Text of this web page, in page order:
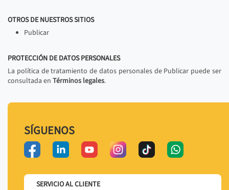
OTROS DE NUESTROS SITIOS
Publicar
PROTECCIÓN DE DATOS PERSONALES
La política de tratamiento de datos personales de Publicar puede ser
consultada en Términos legales.
SÍGUENOS
SERVICIO AL CLIENTE